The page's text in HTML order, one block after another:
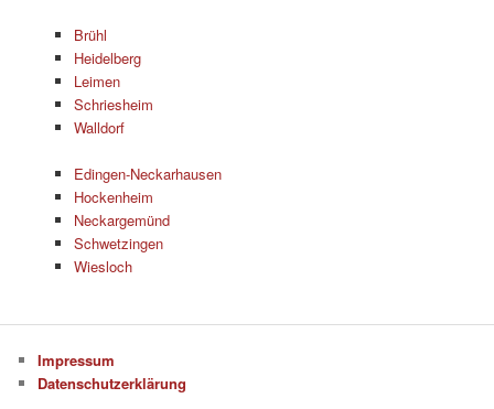
Brühl
Heidelberg
Leimen
Schriesheim
Walldorf
Edingen-Neckarhausen
Hockenheim
Neckargemünd
Schwetzingen
Wiesloch
Impressum
Datenschutzerklärung